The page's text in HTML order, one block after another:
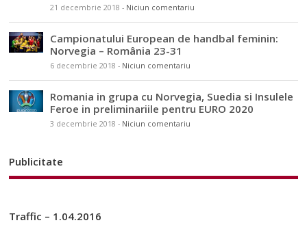
21 decembrie 2018 - Niciun comentariu
Campionatului European de handbal feminin:
Norvegia – România 23-31
6 decembrie 2018 - Niciun comentariu
Romania in grupa cu Norvegia, Suedia si Insulele
Feroe in preliminariile pentru EURO 2020
3 decembrie 2018 - Niciun comentariu
Publicitate
Traffic – 1.04.2016